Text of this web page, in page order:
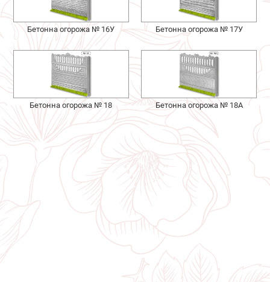
Бетонна огорожа № 16У Бетонна огорожа № 17У
Бетонна огорожа № 18 Бетонна огорожа № 18А